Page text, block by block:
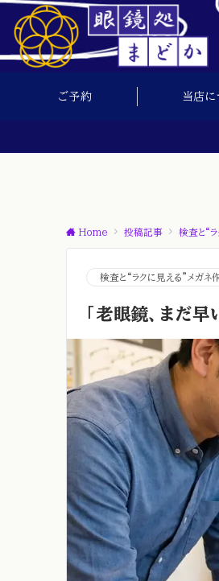
ご予約 当店
Home 投稿記事 検査と“ラ
検査と“ラクに見える”メガネ
「老眼鏡、まだ